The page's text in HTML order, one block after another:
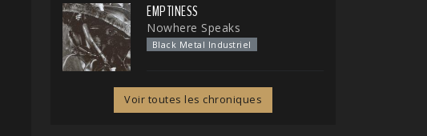
EMPTINESS
Nowhere Speaks
Black Metal Industriel
Voir toutes les chroniques